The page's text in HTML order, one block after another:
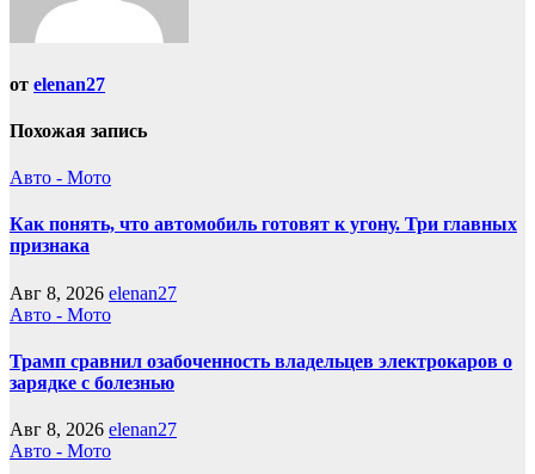
от elenan27
Похожая запись
Авто - Мото
Как понять, что автомобиль готовят к угону. Три главных
признака
Авг 8, 2026 elenan27
Авто - Мото
Трамп сравнил озабоченность владельцев электрокаров о
зарядке с болезнью
Авг 8, 2026 elenan27
Авто - Мото